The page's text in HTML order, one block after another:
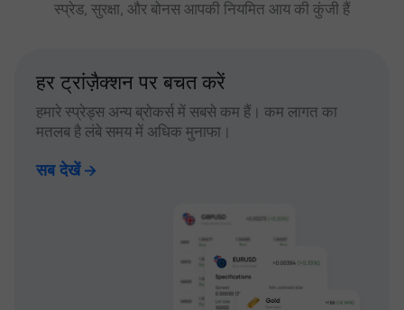
स्प्रेड, सुरक्षा, और बोनस आपकी नियमित आय की कुंजी हैं
हर ट्रांज़ैक्शन पर बचत करें
हमारे स्प्रेड्स अन्य ब्रोकर्स में सबसे कम हैं। कम लागत का
मतलब है लंबे समय में अधिक मुनाफा।
सब देखें